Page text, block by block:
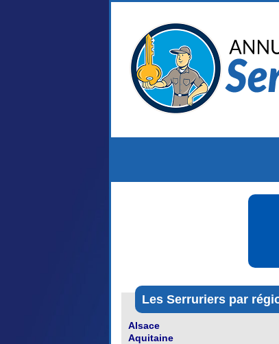
Les Serruriers par
Alsace
Aquitaine